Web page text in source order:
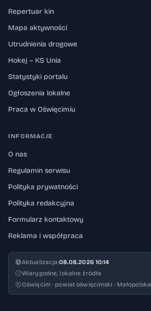
Repertuar kin
Mapa aktywności
Utrudnienia drogowe
Hokej – KS Unia
Statystyki portalu
Ogłoszenia lokalne
Praca w Oświęcimiu
INFORMACJE
O nas
Regulamin serwisu
Polityka prywatności
Polityka redakcyjna
Formularz kontaktowy
Reklama i współpraca
Aktualizacja:08.08.2026 10:14
Wiarygodne, lokalne źródła
Oświęcim · powiat oświęcimski · Małopolska